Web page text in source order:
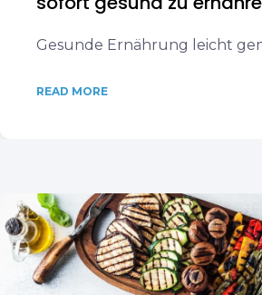
Gesunde Ernährung leicht
READ MORE